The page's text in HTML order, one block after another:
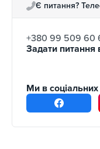
Є питання?
+380 99 509 60
Задати питання
Ми в